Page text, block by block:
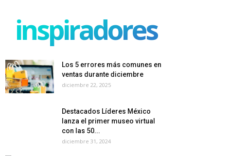
inspiradores
Los 5 errores más comunes en
ventas durante diciembre
diciembre 22, 2025
Destacados Líderes México
lanza el primer museo virtual
con las 50...
diciembre 31, 2024